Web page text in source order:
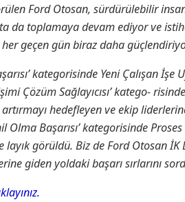
Ford Otosan, sürdürülebilir
da toplamaya devam ediyor ve
her geçen gün biraz daha
kategorisinde Yeni Çalışan
Çözüm Sağlayıcısı’ katego-
hedefleyen ve ekip
Olma Başarısı’ kategorisinde
görüldü. Biz de Ford Otosan İK
giden yoldaki başarı sırlarını